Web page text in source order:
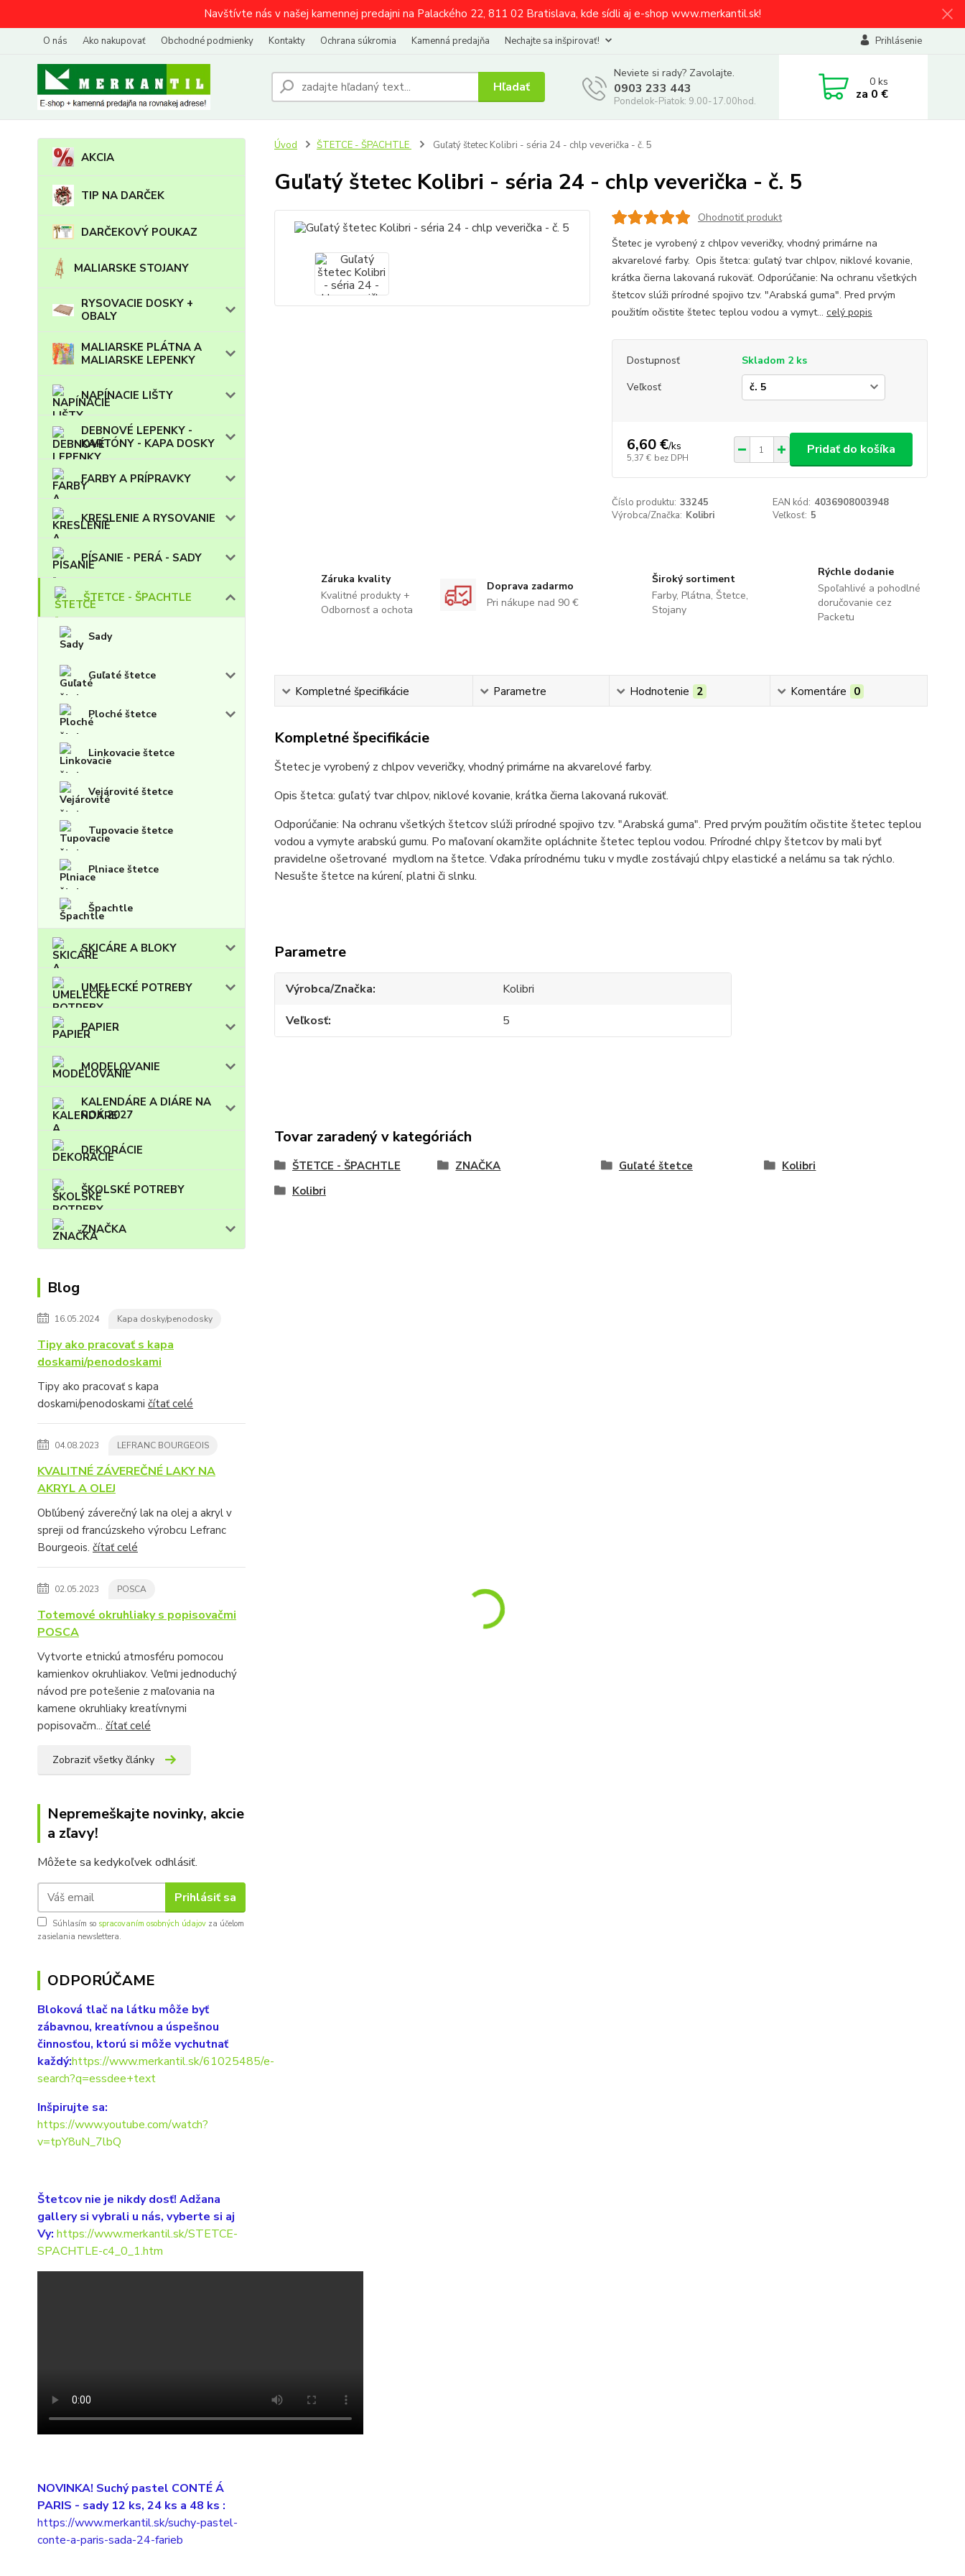
Navštívte nás v našej kamennej predajni na Palackého 22, 811 02 Bratislava, kde sídli aj e-shop www.merkantil.sk!
O nás Ako nakupovať Obchodné podmienky Kontakty Ochrana súkromia Kamenná predajňa Nechajte sa inšpirovať! Prihlásenie
Hľadať
Neviete si rady? Zavolajte.
0903 233 443
Pondelok-Piatok: 9.00-17.00hod.
0ks
za 0 €
AKCIA
TIP NA DARČEK
DARČEKOVÝ POUKAZ
MALIARSKE STOJANY
RYSOVACIE DOSKY +
OBALY
MALIARSKE PLÁTNA A
MALIARSKE LEPENKY
NAPÍNACIE LIŠTY
DEBNOVÉ LEPENKY -
KARTÓNY - KAPA DOSKY
FARBY A PRÍPRAVKY
KRESLENIE A RYSOVANIE
PÍSANIE - PERÁ - SADY
ŠTETCE - ŠPACHTLE
Sady
Guľaté štetce
Ploché štetce
Linkovacie štetce
Vejárovité štetce
Tupovacie štetce
Plniace štetce
Špachtle
SKICÁRE A BLOKY
UMELECKÉ POTREBY
PAPIER
MODELOVANIE
KALENDÁRE A DIÁRE NA
ROK 2027
DEKORÁCIE
ŠKOLSKÉ POTREBY
ZNAČKA
Blog
16.05.2024 Kapa dosky/penodosky
Tipy ako pracovať s kapa
doskami/penodoskami
Tipy ako pracovať s kapa
doskami/penodoskami čítať celé
04.08.2023 LEFRANC BOURGEOIS
KVALITNÉ ZÁVEREČNÉ LAKY NA
AKRYL A OLEJ
Obľúbený záverečný lak na olej a akryl v
spreji od francúzskeho výrobcu Lefranc
Bourgeois. čítať celé
02.05.2023 POSCA
Totemové okruhliaky s popisovačmi
POSCA
Vytvorte etnickú atmosféru pomocou
kamienkov okruhliakov. Veľmi jednoduchý
návod pre potešenie z maľovania na
kamene okruhliaky kreatívnymi
popisovačm... čítať celé
Zobraziť všetky články
Nepremeškajte novinky, akcie
a zľavy!
Môžete sa kedykoľvek odhlásiť.
Prihlásiť sa
Súhlasím so spracovaním osobných údajov za účelom
zasielania newslettera.
ODPORÚČAME
Bloková tlač na látku môže byť
zábavnou, kreatívnou a úspešnou
činnosťou, ktorú si môže vychutnať
každý:https://www.merkantil.sk/61025485/e-
search?q=essdee+text
Inšpirujte sa:
https://www.youtube.com/watch?
v=tpY8uN_7lbQ
Štetcov nie je nikdy dosť! Adžana
gallery si vybrali u nás, vyberte si aj
Vy: https://www.merkantil.sk/STETCE-
SPACHTLE-c4_0_1.htm
NOVINKA! Suchý pastel CONTÉ Á
PARIS - sady 12 ks, 24 ks a 48 ks :
https://www.merkantil.sk/suchy-pastel-
conte-a-paris-sada-24-farieb
Úvod ŠTETCE - ŠPACHTLE Guľatý štetec Kolibri - séria 24 - chlp veverička - č. 5
Guľatý štetec Kolibri - séria 24 - chlp veverička - č. 5
Ohodnotiť produkt
Štetec je vyrobený z chlpov veveričky, vhodný primárne na
akvarelové farby. Opis štetca: guľatý tvar chlpov, niklové kovanie,
krátka čierna lakovaná rukoväť. Odporúčanie: Na ochranu všetkých
štetcov slúži prírodné spojivo tzv. "Arabská guma". Pred prvým
použitím očistite štetec teplou vodou a vymyt... celý popis
Dostupnosť
Skladom 2 ks
Veľkosť
6,60 €/ks
5,37 € bez DPH
Pridať do košíka
Číslo produktu: 33245 EAN kód: 4036908003948
Výrobca/Značka: Kolibri Veľkosť: 5
Záruka kvality
Kvalitné produkty +
Odbornosť a ochota
Doprava zadarmo
Pri nákupe nad 90 €
Široký sortiment
Farby, Plátna, Štetce,
Stojany
Rýchle dodanie
Spoľahlivé a pohodlné
doručovanie cez
Packetu
Kompletné špecifikácie Parametre Hodnotenie 2 Komentáre 0
Kompletné špecifikácie
Štetec je vyrobený z chlpov veveričky, vhodný primárne na akvarelové farby.
Opis štetca: guľatý tvar chlpov, niklové kovanie, krátka čierna lakovaná rukoväť.
Odporúčanie: Na ochranu všetkých štetcov slúži prírodné spojivo tzv. "Arabská guma". Pred prvým použitím očistite štetec teplou
vodou a vymyte arabskú gumu. Po maľovaní okamžite opláchnite štetec teplou vodou. Prírodné chlpy štetcov by mali byť
pravidelne ošetrované mydlom na štetce. Vďaka prírodnému tuku v mydle zostávajú chlpy elastické a nelámu sa tak rýchlo.
Nesušte štetce na kúrení, platni či slnku.
Parametre
Výrobca/Značka
Kolibri
Veľkosť
5
Tovar zaradený v kategóriách
ŠTETCE - ŠPACHTLE ZNAČKA Guľaté štetce
Kolibri
Kolibri